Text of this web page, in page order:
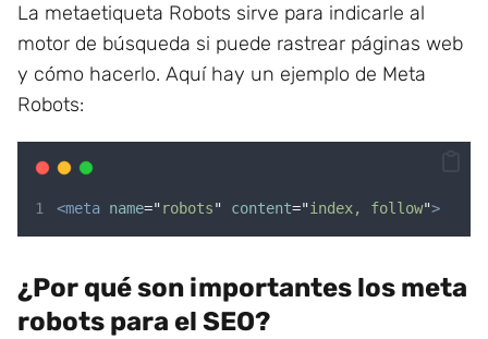
La metaetiqueta Robots sirve para indicarle al
motor de búsqueda si puede rastrear páginas web
y cómo hacerlo. Aquí hay un ejemplo de Meta
Robots:
<meta name="robots" content="index, follow">
¿Por qué son importantes los meta
robots para el SEO?